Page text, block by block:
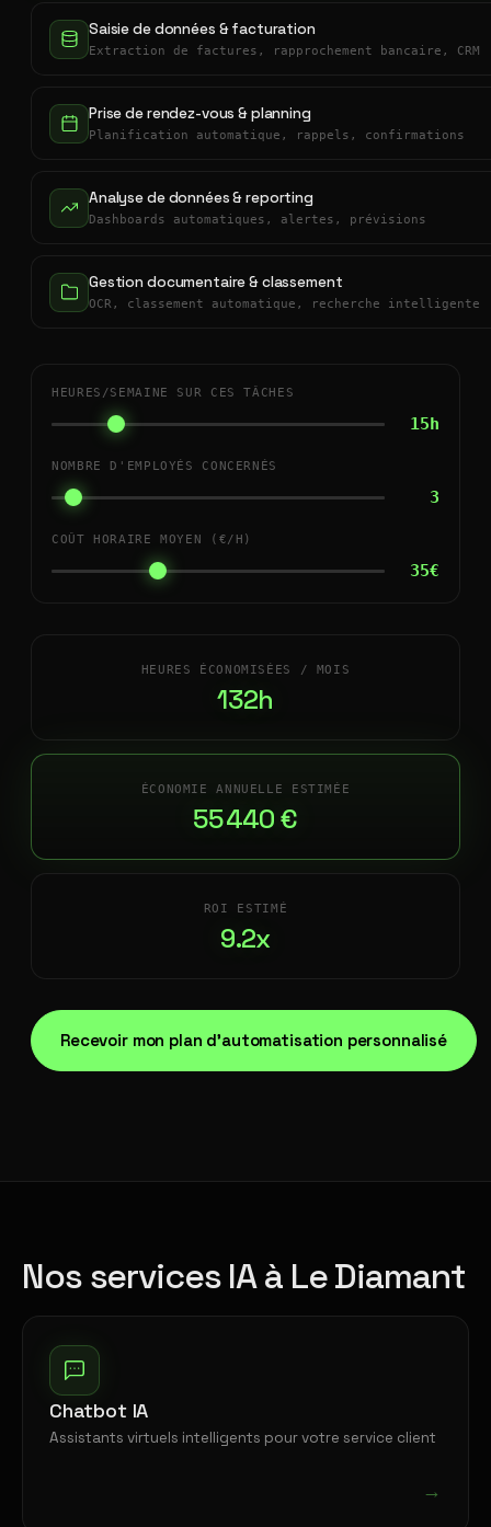
Saisie de données & facturation
Extraction de factures, rapprochement bancaire, CRM
Prise de rendez-vous & planning
Planification automatique, rappels, confirmations
Analyse de données & reporting
Dashboards automatiques, alertes, prévisions
Gestion documentaire & classement
OCR, classement automatique, recherche intelligente
HEURES/SEMAINE SUR CES TÂCHES
15h
NOMBRE D'EMPLOYÉS CONCERNÉS
3
COÛT HORAIRE MOYEN (€/H)
35€
HEURES ÉCONOMISÉES / MOIS
132h
ÉCONOMIE ANNUELLE ESTIMÉE
55 440 €
ROI ESTIMÉ
9.2x
Recevoir mon plan d'automatisation personnalisé
Nos services IA à Le Diamant
Chatbot IA
Assistants virtuels intelligents pour votre service client
→